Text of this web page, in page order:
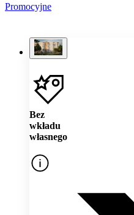
Promocyjne
Bez
wkładu
własnego